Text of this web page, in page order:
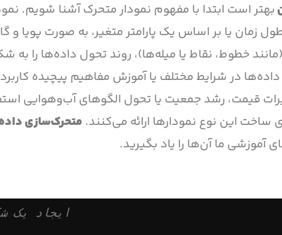
زمان یا بر اساس یک پارامتر متغیر، به صورت پویا
خطوط، نقاط یا میله‌ها)، روند تحول داده‌ها را
در شرایط مختلف یا آموزش مفاهیم پیچیده کاربرد
قیمت، رشد جمعیت یا تحول الگوهای آب‌وهوایی
متحرک‌سازی
آموزشی ما آن‌ها را یاد بگیرید.
# ایجاد یک